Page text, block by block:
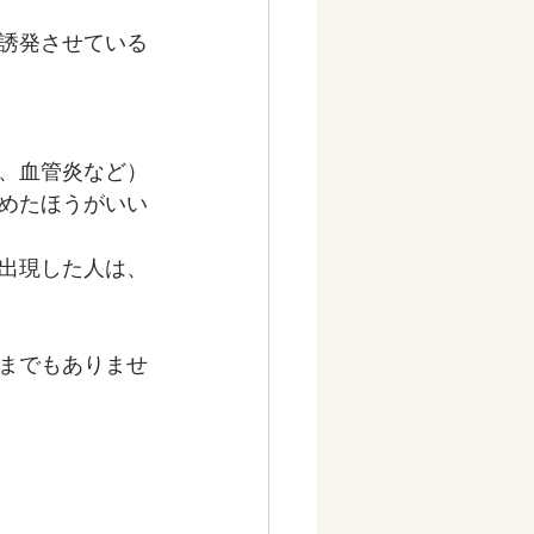
発させている
血管炎など）
たほうがいい
現した人は、
でもありませ